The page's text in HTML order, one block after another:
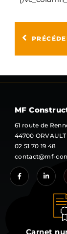
MF
61 route de
44700 ORVAULT
02 51 70 19 48
contact@mf-
Carnet